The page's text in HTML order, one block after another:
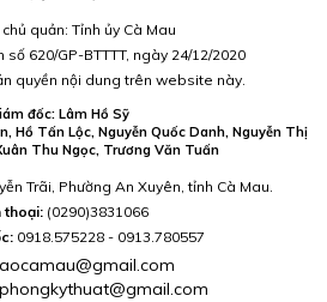
quản: Tỉnh ủy Cà Mau
số 620/GP-BTTTT, ngày 24/12/2020
quyền nội dung trên website này.
đốc: Lâm Hồ Sỹ
Hồ Tấn Lộc, Nguyễn Quốc Danh, Nguyễn Thị
Thu Ngọc, Trương Văn Tuấn
Trãi, Phường An Xuyên, tỉnh Cà Mau.
thoại: (0290)3831066
0918.575228 - 0913.780557